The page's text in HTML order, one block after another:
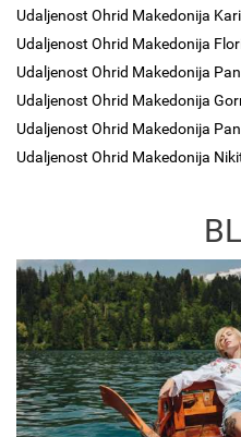
Udaljenost Ohrid Makedonija
Udaljenost Ohrid Makedonija
Udaljenost Ohrid Makedonija
Udaljenost Ohrid Makedonija
Udaljenost Ohrid Makedonija
Udaljenost Ohrid Makedonija